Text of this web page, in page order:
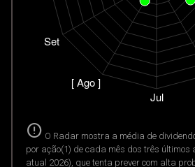
error O Radar mostra a média de
por ação(1) de cada mês dos três últimos
atual 2026), que tenta prever com alta